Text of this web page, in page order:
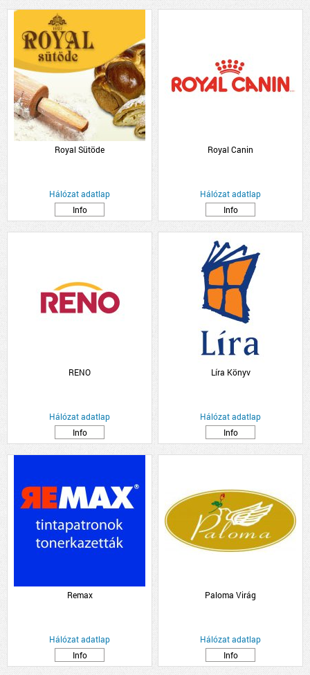
Royal Sütöde
Hálózat adatlap
Info
Royal Canin
Hálózat adatlap
Info
RENO
Hálózat adatlap
Info
Líra Könyv
Hálózat adatlap
Info
Remax
Hálózat adatlap
Info
Paloma Virág
Hálózat adatlap
Info